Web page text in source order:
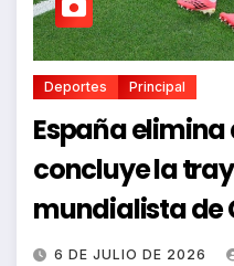
Deportes Principal
España elimina
concluye la
mundialista de
6 DE JULIO DE 2026